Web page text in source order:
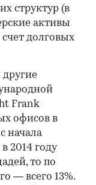
структур (в
активы
долговых
Frank
офисов в
начала
2014 году
то по
— всего 13%.